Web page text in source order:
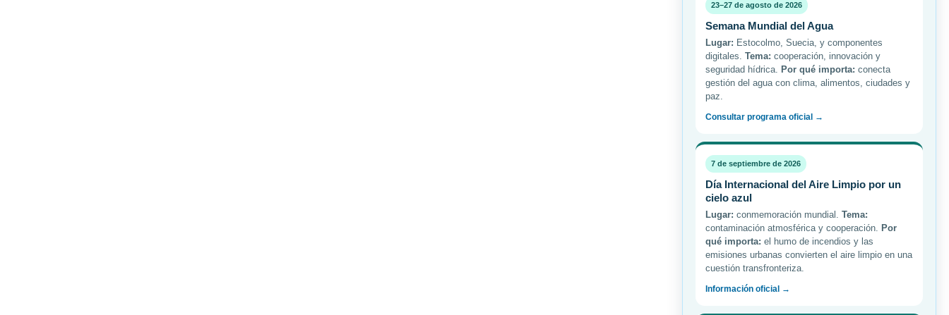
23–27 de agosto de 2026
Semana Mundial del Agua
Lugar: Estocolmo, Suecia, y componentes
digitales. Tema: cooperación, innovación y
seguridad hídrica. Por qué importa: conecta
gestión del agua con clima, alimentos, ciudades y
paz.
Consultar programa oficial →
7 de septiembre de 2026
Día Internacional del Aire Limpio por un
cielo azul
Lugar: conmemoración mundial. Tema:
contaminación atmosférica y cooperación. Por
qué importa: el humo de incendios y las
emisiones urbanas convierten el aire limpio en una
cuestión transfronteriza.
Información oficial →